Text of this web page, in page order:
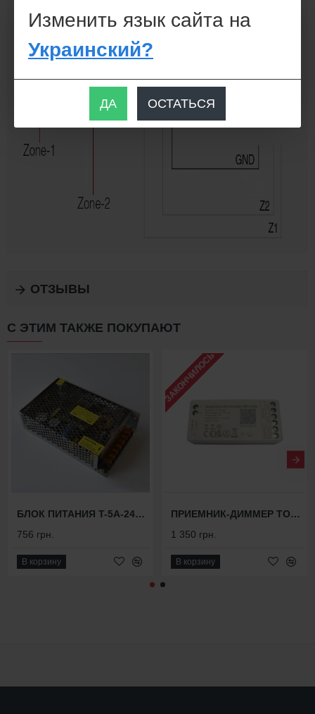
Изменить язык сайта на
Украинский?
ДА ОСТАТЬСЯ
ОТЗЫВЫ
С ЭТИМ ТАКЖЕ ПОКУПАЮТ
БЛОК ПИТАНИЯ T-5A-24V-120
756 грн.
В корзину
ЗАКОНЧИЛОСЬ
ПРИЕМНИК-ДИММЕР TOUCH DIM 9D-RES
1 350 грн.
В корзину